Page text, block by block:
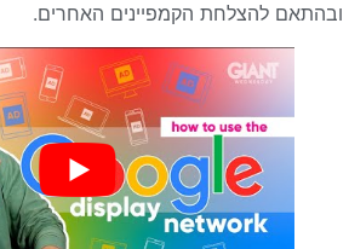
ובהתאם להצלחת הקמפיינים האחרים.